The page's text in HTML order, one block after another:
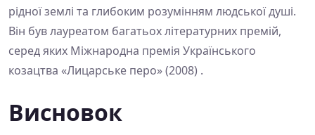
рідної землі та глибоким розумінням людської душі.
Він був лауреатом багатьох літературних премій,
серед яких Міжнародна премія Українського
козацтва «Лицарське перо» (2008) .
Висновок